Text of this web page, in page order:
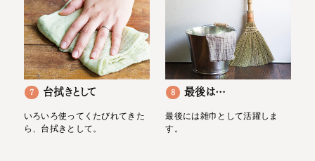
7 台拭きとして
いろいろ使ってくたびれてきた
ら、台拭きとして。
8 最後は…
最後には雑巾として活躍しま
す。